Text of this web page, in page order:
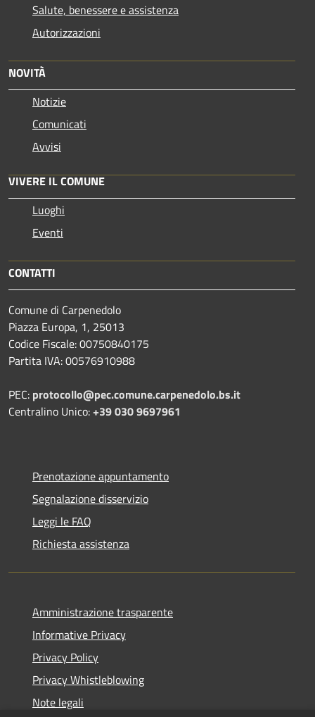
Salute, benessere e assistenza
Autorizzazioni
NOVITÀ
Notizie
Comunicati
Avvisi
VIVERE IL COMUNE
Luoghi
Eventi
CONTATTI
Comune di Carpenedolo
Piazza Europa, 1, 25013
Codice Fiscale: 00750840175
Partita IVA: 00576910988
PEC: protocollo@pec.comune.carpenedolo.bs.it
Centralino Unico:+39 030 9697961
Prenotazione appuntamento
Segnalazione disservizio
Leggi le FAQ
Richiesta assistenza
Amministrazione trasparente
Informative Privacy
Privacy Policy
Privacy Whistleblowing
Note legali